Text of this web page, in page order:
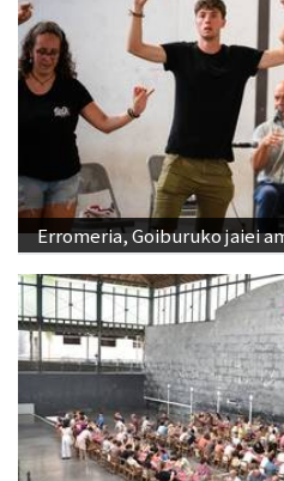
Erromeria, Goiburuko jaiei